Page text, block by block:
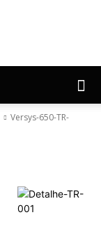
Versys-650-TR-